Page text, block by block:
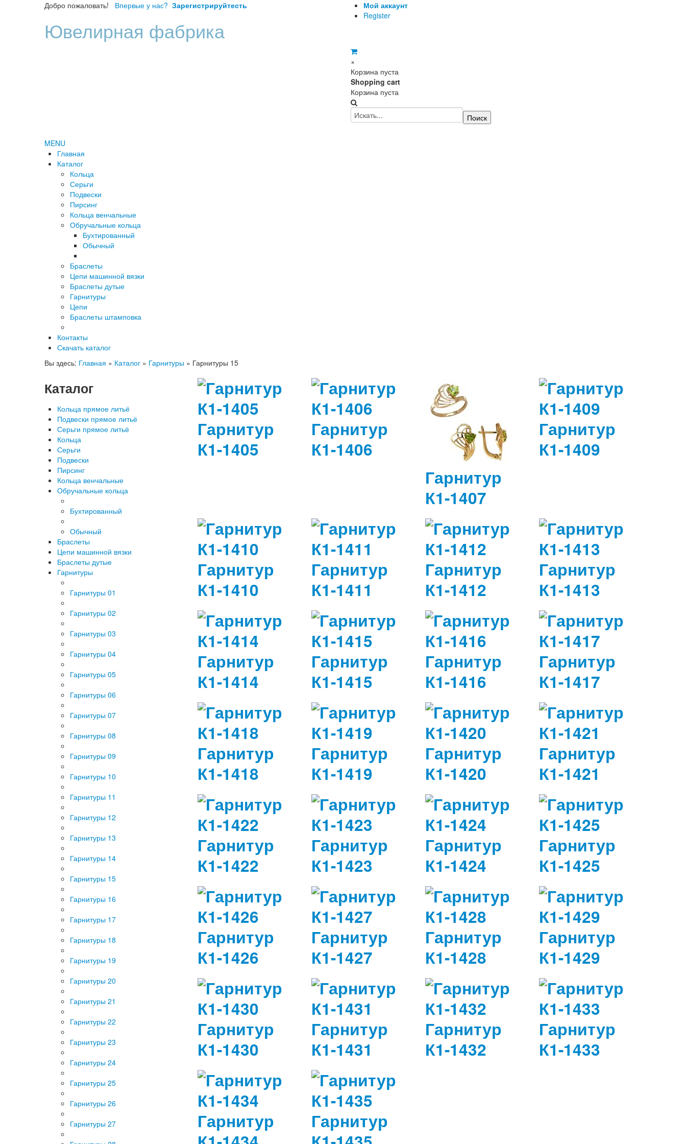
Добро пожаловать! Впервые у нас? Зарегистрируйтесть
Мой аккаунт
Register
Ювелирная фабрика
×
Корзина пуста
Shopping cart
Корзина пуста
MENU
Главная
Каталог
Кольца
Серьги
Подвески
Пирсинг
Кольца венчальные
Обручальные кольца
Бухтированный
Обычный
Браслеты
Цепи машинной вязки
Браслеты дутые
Гарнитуры
Цепи
Браслеты штамповка
Контакты
Скачать каталог
Вы здесь: Главная » Каталог » Гарнитуры » Гарнитуры 15
Каталог
Кольца прямое литьё
Подвески прямое литьё
Серьги прямое литьё
Кольца
Серьги
Подвески
Пирсинг
Кольца венчальные
Обручальные кольца
Бухтированный
Обычный
Браслеты
Цепи машинной вязки
Браслеты дутые
Гарнитуры
Гарнитуры 01
Гарнитуры 02
Гарнитуры 03
Гарнитуры 04
Гарнитуры 05
Гарнитуры 06
Гарнитуры 07
Гарнитуры 08
Гарнитуры 09
Гарнитуры 10
Гарнитуры 11
Гарнитуры 12
Гарнитуры 13
Гарнитуры 14
Гарнитуры 15
Гарнитуры 16
Гарнитуры 17
Гарнитуры 18
Гарнитуры 19
Гарнитуры 20
Гарнитуры 21
Гарнитуры 22
Гарнитуры 23
Гарнитуры 24
Гарнитуры 25
Гарнитуры 26
Гарнитуры 27
Гарнитур
К1-1405
Гарнитур
К1-1406
Гарнитур
К1-1407
Гарнитур
К1-1409
Гарнитур
К1-1410
Гарнитур
К1-1411
Гарнитур
К1-1412
Гарнитур
К1-1413
Гарнитур
К1-1414
Гарнитур
К1-1415
Гарнитур
К1-1416
Гарнитур
К1-1417
Гарнитур
К1-1418
Гарнитур
К1-1419
Гарнитур
К1-1420
Гарнитур
К1-1421
Гарнитур
К1-1422
Гарнитур
К1-1423
Гарнитур
К1-1424
Гарнитур
К1-1425
Гарнитур
К1-1426
Гарнитур
К1-1427
Гарнитур
К1-1428
Гарнитур
К1-1429
Гарнитур
К1-1430
Гарнитур
К1-1431
Гарнитур
К1-1432
Гарнитур
К1-1433
Гарнитур
Гарнитур